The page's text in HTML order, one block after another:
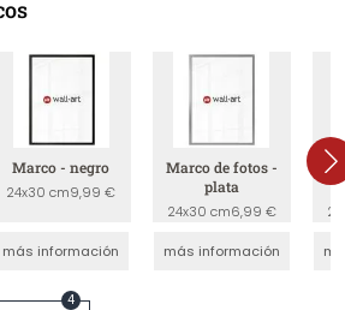
Marco - negro
24x30 cm9,99 €
más información
Marco de fotos -
plata
24x30 cm6,99 €
más información
4